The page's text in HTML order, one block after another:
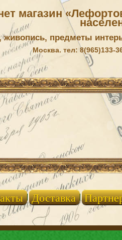
магазин
живопись, предметы
Москва. тел: 8(965)133-
Доставка